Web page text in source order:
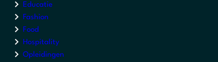
Educatie
Fashion
Food
Hospitality
Opleidingen